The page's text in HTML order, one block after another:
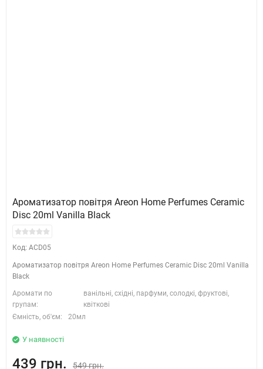
Ароматизатор повітря Areon Home Perfumes Ceramic
Disc 20ml Vanilla Black
Код: ACD05
Ароматизатор повітря Areon Home Perfumes Ceramic Disc 20ml Vanilla
Black
Аромати по
групам:
ванільні, східні, парфуми, солодкі, фруктові,
квіткові
Ємність, об'єм:
20мл
У наявності
439 грн. 549 грн.